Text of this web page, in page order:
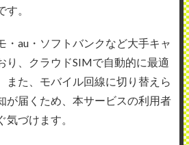
。
・au・ソフトバンクなど大手キャ
り、クラウドSIMで自動的に最適
また、モバイル回線に切り替えら
が届くため、本サービスの利用者
づけます。